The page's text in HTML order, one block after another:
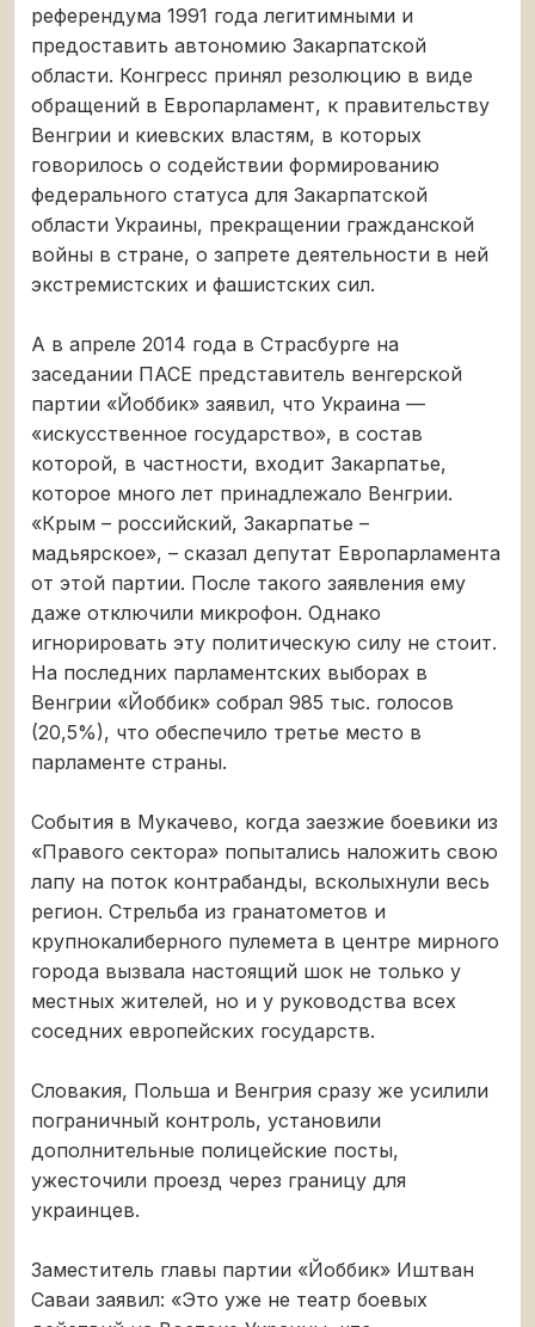
референдума 1991 года легитимными и
предоставить автономию Закарпатской
области. Конгресс принял резолюцию в виде
обращений в Европарламент, к правительству
Венгрии и киевских властям, в которых
говорилось о содействии формированию
федерального статуса для Закарпатской
области Украины, прекращении гражданской
войны в стране, о запрете деятельности в ней
экстремистских и фашистских сил.
А в апреле 2014 года в Страсбурге на
заседании ПАСЕ представитель венгерской
партии «Йоббик» заявил, что Украина —
«искусственное государство», в состав
которой, в частности, входит Закарпатье,
которое много лет принадлежало Венгрии.
«Крым – российский, Закарпатье –
мадьярское», – сказал депутат Европарламента
от этой партии. После такого заявления ему
даже отключили микрофон. Однако
игнорировать эту политическую силу не стоит.
На последних парламентских выборах в
Венгрии «Йоббик» собрал 985 тыс. голосов
(20,5%), что обеспечило третье место в
парламенте страны.
События в Мукачево, когда заезжие боевики из
«Правого сектора» попытались наложить свою
лапу на поток контрабанды, всколыхнули весь
регион. Стрельба из гранатометов и
крупнокалиберного пулемета в центре мирного
города вызвала настоящий шок не только у
местных жителей, но и у руководства всех
соседних европейских государств.
Словакия, Польша и Венгрия сразу же усилили
пограничный контроль, установили
дополнительные полицейские посты,
ужесточили проезд через границу для
украинцев.
Заместитель главы партии «Йоббик» Иштван
Саваи заявил: «Это уже не театр боевых